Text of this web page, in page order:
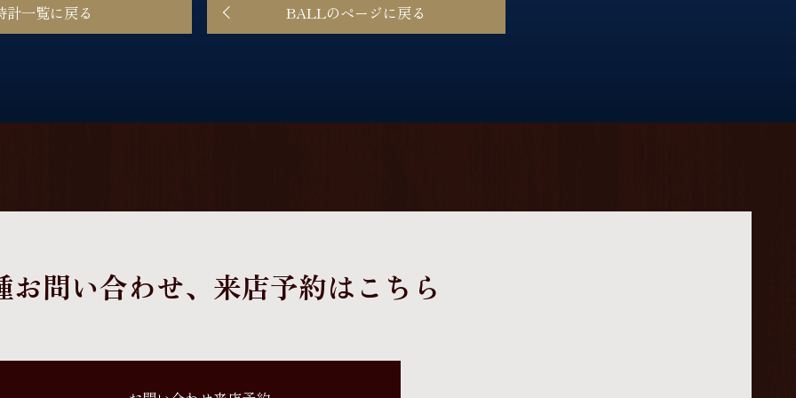
計一覧に戻る BALLのページに戻る
お問い合わせ、 来店予約はこちら